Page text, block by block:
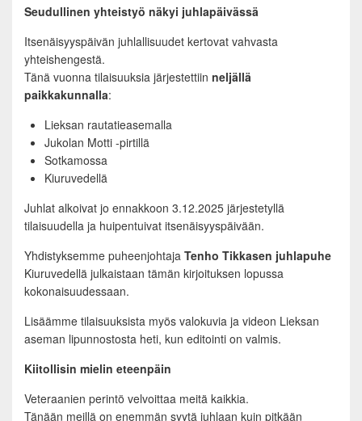
Seudullinen yhteistyö näkyi juhlapäivässä
Itsenäisyyspäivän juhlallisuudet kertovat vahvasta
yhteishengestä.
Tänä vuonna tilaisuuksia järjestettiin neljällä
paikkakunnalla:
Lieksan rautatieasemalla
Jukolan Motti -pirtillä
Sotkamossa
Kiuruvedellä
Juhlat alkoivat jo ennakkoon 3.12.2025 järjestetyllä
tilaisuudella ja huipentuivat itsenäisyyspäivään.
Yhdistyksemme puheenjohtaja Tenho Tikkasen juhlapuhe
Kiuruvedellä julkaistaan tämän kirjoituksen lopussa
kokonaisuudessaan.
Lisäämme tilaisuuksista myös valokuvia ja videon Lieksan
aseman lipunnostosta heti, kun editointi on valmis.
Kiitollisin mielin eteenpäin
Veteraanien perintö velvoittaa meitä kaikkia.
Tänään meillä on enemmän syytä juhlaan kuin pitkään